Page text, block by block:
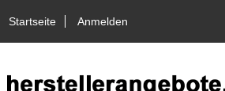
Startseite Anmelden